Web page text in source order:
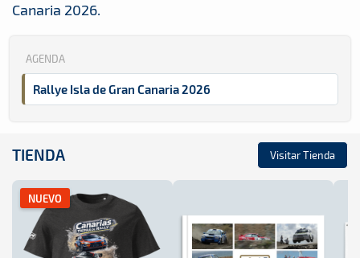
Canaria 2026.
AGENDA
Rallye Isla de Gran Canaria 2026
TIENDA Visitar Tienda
NUEVO